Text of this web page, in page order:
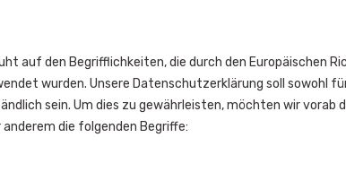
auf den Begrifflichkeiten, die durch den Europäischen
wurden. Unsere Datenschutzerklärung soll sowohl
sein. Um dies zu gewährleisten, möchten wir vorab
die folgenden Begriffe: